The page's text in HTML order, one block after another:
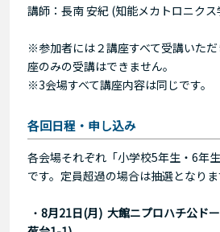
講師：長南 安紀 (知能メカトロニクス
※参加者には２講座すべて受講いた
座のみの受講はできません。
※3会場すべて講座内容は同じです。
各回日程・申し込み
各会場それぞれ「小学校5年生・6年
です。定員超過の場合は抽選となりま
・ 8月21日(月) 大館ニプロハチ公ド